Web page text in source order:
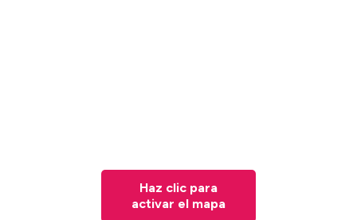
Haz clic para
activar el mapa